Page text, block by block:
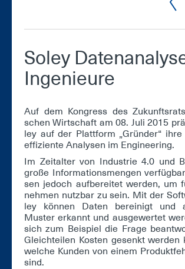
So­ley
In­ge­nieu­re
Auf dem Kon­gress des
schen Wirt­schaft am 08. Ju­li 2015
ley auf der Platt­form „Grün­der“
ef­fi­zi­en­te Ana­ly­sen im En­gi­nee­ring.
Im Zeit­al­ter von In­dus­trie 4.0 und
gro­ße In­for­ma­ti­ons­men­gen
sen je­doch auf­be­rei­tet wer­den, um
neh­men nutz­bar zu sein. Mit der
ley kön­nen Da­ten be­rei­nigt und
Mus­ter er­kannt und aus­ge­wer­tet
sich zum Bei­spiel die Fra­ge
Gleich­tei­len Kos­ten ge­senkt wer­den
wel­che Kun­den von ei­nem
sind.